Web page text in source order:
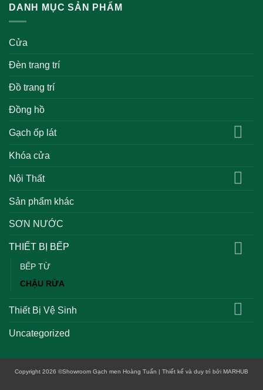
DANH MỤC SẢN PHẨM
Cửa
Đèn trang trí
Đồ trang trí
Đồng hồ
Gạch ốp lát
Khóa cửa
Nội Thất
Sản phẩm khác
SƠN NƯỚC
THIẾT BỊ BẾP
BẾP TỪ
CHẬU RỬA
Thiết Bị Vệ Sinh
Uncategorized
Copyright 2026 ©Showroom Gạch men Hoàng Tuấn | Thiết kế và duy trì bởi MARHUB